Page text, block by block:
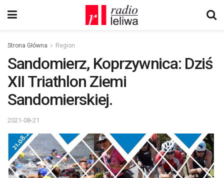
Strona Główna Region
Sandomierz, Koprzywnica: Dziś
XII Triathlon Ziemi
Sandomierskiej.
2021-08-21